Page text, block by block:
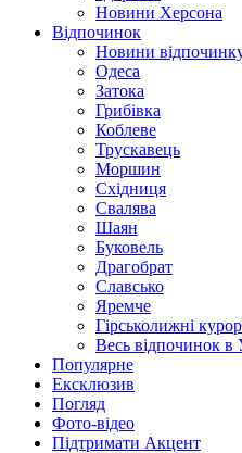
Новини Херсона
Відпочинок
Новини
Одеса
Затока
Грибівка
Коблеве
Трускавець
Моршин
Східниця
Свалява
Шаян
Буковель
Драгобрат
Славсько
Яремче
Гірськолижні
Весь відпочинок в
Популярне
Ексклюзив
Погляд
Фото-відео
Підтримати Акцент